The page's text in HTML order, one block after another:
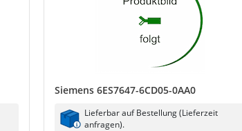
Siemens 6ES7647-6CD05-0AA0
Lieferbar auf Bestellung (Lieferzeit
anfragen).